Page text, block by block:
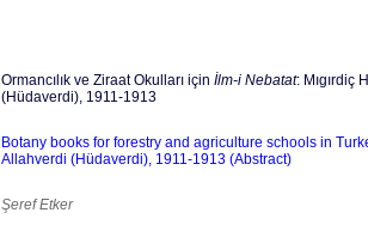
Ormancılık ve Ziraat Okulları için İlm-i Nebatat: Mıgırdiç
(Hüdaverdi), 1911-1913
Botany books for forestry and agriculture schools in
Allahverdi (Hüdaverdi), 1911-1913 (Abstract)
Şeref Etker